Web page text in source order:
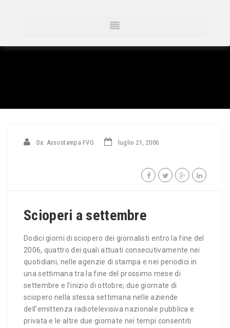
Da: Assostampa FVG luglio 21, 2006
Scioperi a settembre
Dodici giorni di sciopero dei giornalisti entro la fine del
2006, quattro dei quali attuati consecutivamente nei
quotidiani, nelle agenzie di stampa e nei periodici in
una settimana tra la fine del prossimo mese di
settembre e l’inizio di ottobre; due giornate di
sciopero nella stessa settimana nelle aziende
dell’emittenza radiotelevisiva nazionale pubblica e
privata e le altre due giornate nei tempi consentiti